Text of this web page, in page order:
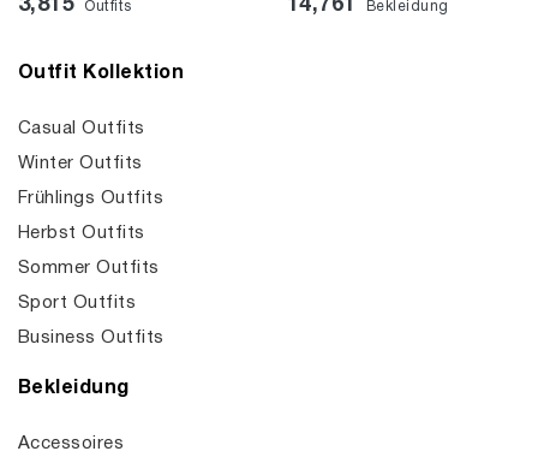
3,815 Outfits 14,761 Bekleidung
Outfit Kollektion
Casual Outfits
Winter Outfits
Frühlings Outfits
Herbst Outfits
Sommer Outfits
Sport Outfits
Business Outfits
Bekleidung
Accessoires